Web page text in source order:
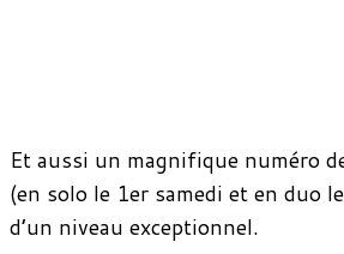
Et aussi un magnifique numéro
(en solo le 1er samedi et en duo
d’un niveau exceptionnel.